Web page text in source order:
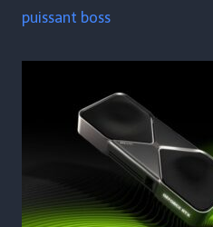
puissant boss